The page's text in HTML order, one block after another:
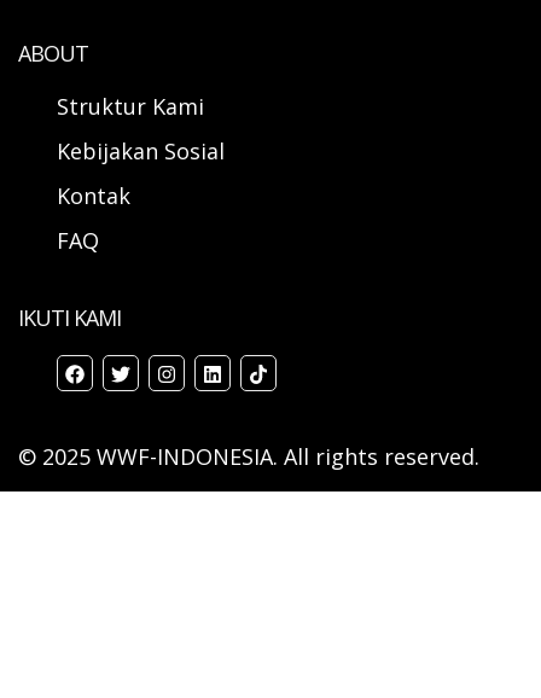
ABOUT
Struktur Kami
Kebijakan Sosial
Kontak
FAQ
IKUTI KAMI
© 2025 WWF-INDONESIA. All rights reserved.